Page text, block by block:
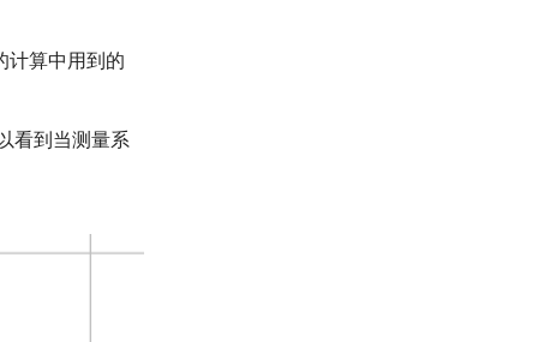
计算中用到的
看到当测量系